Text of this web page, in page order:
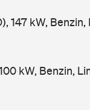
147 kW,
kW, Benzin,